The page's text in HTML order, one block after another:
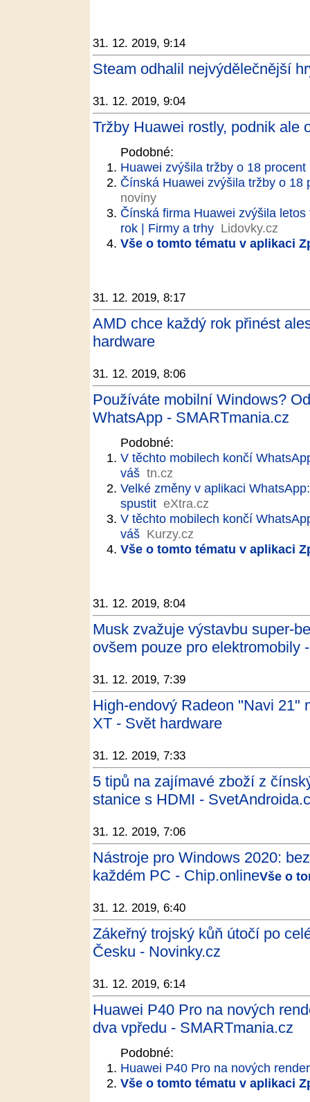
31. 12. 2019, 9:14
Steam odhalil nejvýdělečnější
31. 12. 2019, 9:04
Tržby Huawei rostly, podnik ale
Podobné:
Huawei zvýšila tržby o 18 procent
Čínská Huawei zvýšila tržby o 18
noviny
Čínská firma Huawei zvýšila
rok | Firmy a trhy Lidovky.cz
Vše o tomto tématu v aplikaci
31. 12. 2019, 8:17
AMD chce každý rok přinést
hardware
31. 12. 2019, 8:06
Používáte mobilní Windows?
WhatsApp - SMARTmania.cz
Podobné:
V těchto mobilech končí
váš tn.cz
Velké změny v aplikaci
spustit eXtra.cz
V těchto mobilech končí
váš Kurzy.cz
Vše o tomto tématu v aplikaci
31. 12. 2019, 8:04
Musk zvažuje výstavbu super-
ovšem pouze pro elektromobily
31. 12. 2019, 7:39
High-endový Radeon "Navi 21"
XT - Svět hardware
31. 12. 2019, 7:33
5 tipů na zajímavé zboží z
stanice s HDMI -
31. 12. 2019, 7:06
Nástroje pro Windows 2020:
každém PC - Chip.onlineVše o
31. 12. 2019, 6:40
Zákeřný trojský kůň útočí po
Česku - Novinky.cz
31. 12. 2019, 6:14
Huawei P40 Pro na nových
dva vpředu - SMARTmania.cz
Podobné:
Huawei P40 Pro na nových
Vše o tomto tématu v aplikaci